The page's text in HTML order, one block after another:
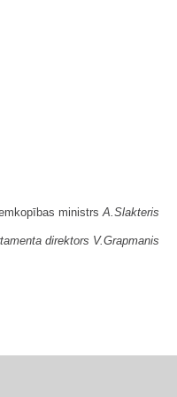
ministrsA.Slakteris
direktors V.Grapmanis